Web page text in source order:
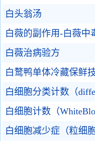
白头翁汤
白薇的副作用-白薇中
白薇治病验方
白鹜鸭单体冷藏保鲜
白细胞分类计数（
白细胞计数（
白细胞减少症（粒细